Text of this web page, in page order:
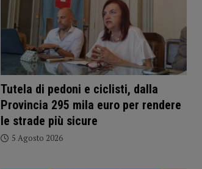
Tutela di pedoni e ciclisti, dalla
Provincia 295 mila euro per rendere
le strade più sicure
5 Agosto 2026